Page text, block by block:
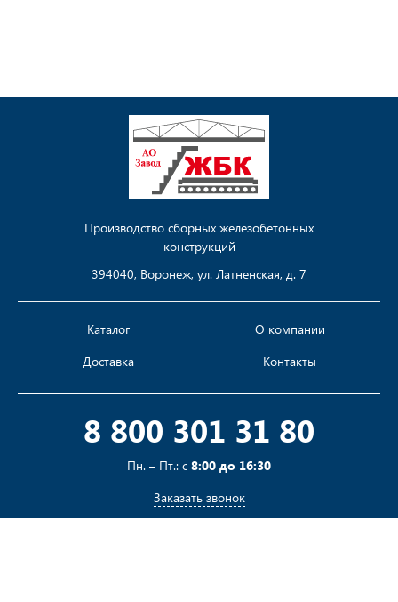
Производство сборных железобетонных
конструкций
394040, Воронеж, ул. Латненская, д. 7
Каталог
Доставка
О компании
Контакты
8 800 301 31 80
Пн. – Пт.: с 8:00 до 16:30
Заказать звонок